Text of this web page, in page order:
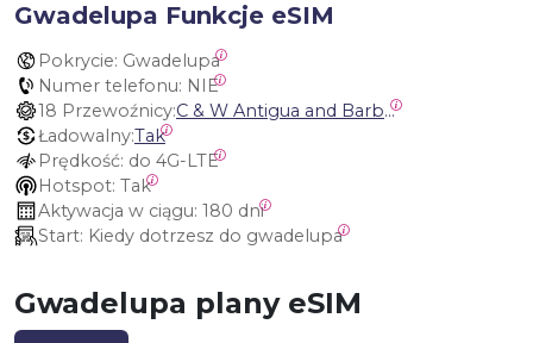
Gwadelupa Funkcje eSIM
Pokrycie: Gwadelupa
Numer telefonu: NIE
18 Przewoźnicy:
C & W Antigua and Barbuda, Cable and Wireless Anguilla, Cable & Wireless - LIME, Setel Netherlands Antilles, BTC Bahamas, C&W (Flow), Claro, Bouygues/DigiCel, Dauphin, Free, Cable & Wireless Jamaica, Cable & Wireless Saint Kitts and Nevis, Cable & Wireless Saint Lucia, Cable & Wireless Montserrat, Liberty, Telephone Company Puerto Rico , Cable & Wireless, C & W Saint Vincent and Grenadines
Ładowalny:Tak
Prędkość: do 4G-LTE
Hotspot: Tak
Aktywacja w ciągu: 180 dni
Start: Kiedy dotrzesz do gwadelupa
Gwadelupa plany eSIM